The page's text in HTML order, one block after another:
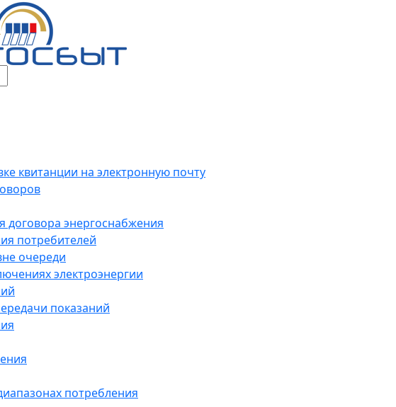
квитанции на электронную почту
договора энергоснабжения
потребителей
очереди
электроэнергии
показаний
потребления